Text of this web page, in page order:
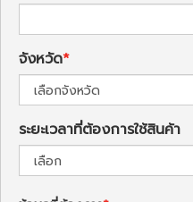
จังหวัด
ระยะเวลาที่ต้องการใช้สินค้า